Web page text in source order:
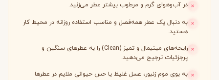
در آب‌وهوای گرم و مرطوب بیشتر عطر می‌زنید.
به دنبال یک عطر همه‌فصل و مناسب استفاده روزانه در محیط کار
هستید.
رایحه‌های مینیمال و تمیز (Clean) را به عطرهای سنگین و
پرجزئیات ترجیح می‌دهید.
به بوی موم زنبور، عسل غلیظ یا حس حیوانی ملایم در عطرها